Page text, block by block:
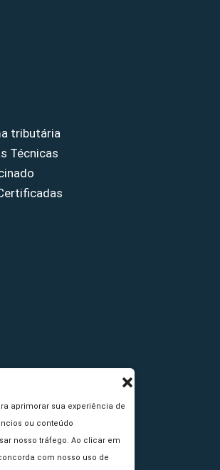
aprimorar sua experiência de
ou conteúdo
nosso tráfego. Ao clicar em
com nosso uso de
tributária
Técnicas